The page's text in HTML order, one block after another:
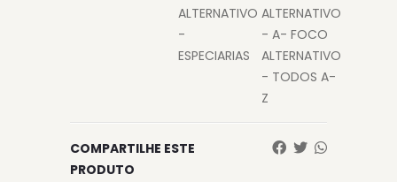
ALTERNATIVO
-
ESPECIARIAS
ALTERNATIVO
- A- FOCO
ALTERNATIVO
- TODOS A-
Z
COMPARTILHE ESTE
PRODUTO